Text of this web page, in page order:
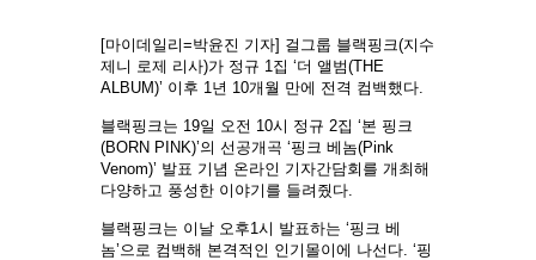
[마이데일리=박윤진 기자] 걸그룹 블랙핑크(지수
제니 로제 리사)가 정규 1집 ‘더 앨범(THE
ALBUM)’ 이후 1년 10개월 만에 전격 컴백했다.
블랙핑크는 19일 오전 10시 정규 2집 ‘본 핑크
(BORN PINK)’의 선공개곡 ‘핑크 베놈(Pink
Venom)’ 발표 기념 온라인 기자간담회를 개최해
다양하고 풍성한 이야기를 들려줬다.
블랙핑크는 이날 오후1시 발표하는 ‘핑크 베
놈’으로 컴백해 본격적인 인기몰이에 나선다. ‘핑